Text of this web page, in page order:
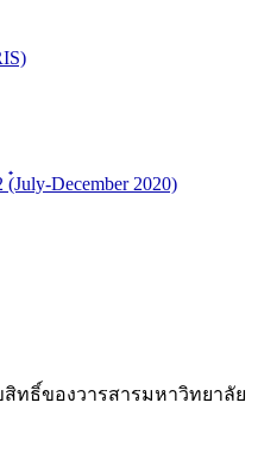
July-December 2020)
ทธิ์ของวารสารมหาวิทยาลัย